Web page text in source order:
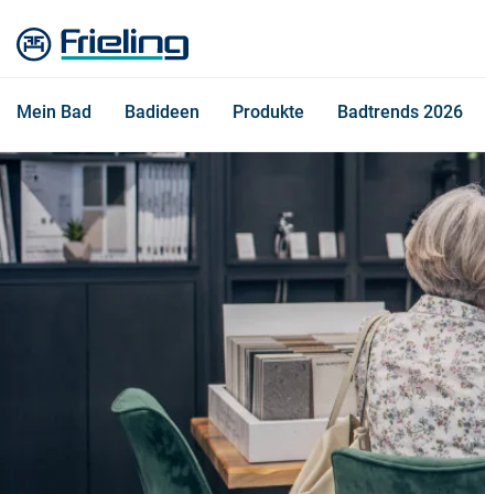
Mein Bad Badideen Produkte Badtrends 2026